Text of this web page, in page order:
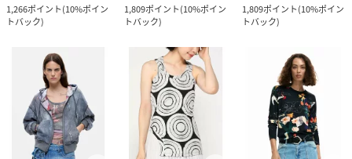
1,266ポイント(10%ポイン
トバック)
1,809ポイント(10%ポイン
トバック)
1,809ポイント(10%ポイン
トバック)